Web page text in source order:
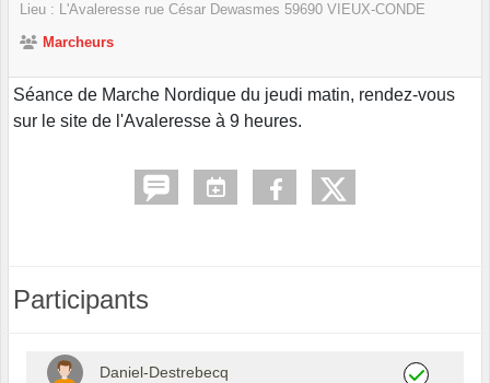
Lieu : L'Avaleresse rue César Dewasmes 59690 VIEUX-CONDE
Marcheurs
Séance de Marche Nordique du jeudi matin, rendez-vous
sur le site de l'Avaleresse à 9 heures.
Participants
Daniel-Destrebecq